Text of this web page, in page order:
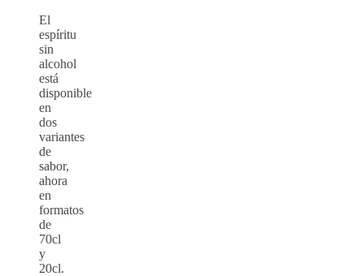
El
espíritu
sin
alcohol
está
disponible
en
dos
variantes
de
sabor,
ahora
en
formatos
de
70cl
y
20cl.